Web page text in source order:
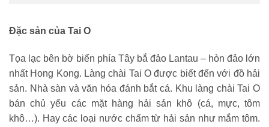
Đặc sản của Tai O
Tọa lạc bên bờ biển phía Tây bắ đảo Lantau – hòn đảo lớn
nhất Hong Kong. Làng chài Tai O được biết đến với đồ hải
sản. Nhà sàn và văn hóa đánh bắt cá. Khu làng chài Tai O
bán chủ yếu các mặt hàng hải sản khô (cá, mực, tôm
khô…). Hay các loại nước chấm từ hải sản như mắm tôm.